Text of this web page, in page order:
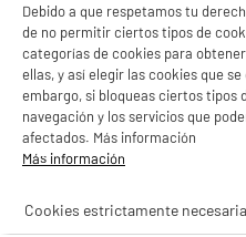
PRECIO IMBATIBLE
Aspiradora
Especial
Volumen de
Debido a que respetamos tu
de no permitir ciertos tipos de
categorías de cookies para
ellas, y así elegir las cookies que
embargo, si bloqueas ciertos tipos
navegación y los servicios que
afectados. Más información
Más información
Cookies estrictamente